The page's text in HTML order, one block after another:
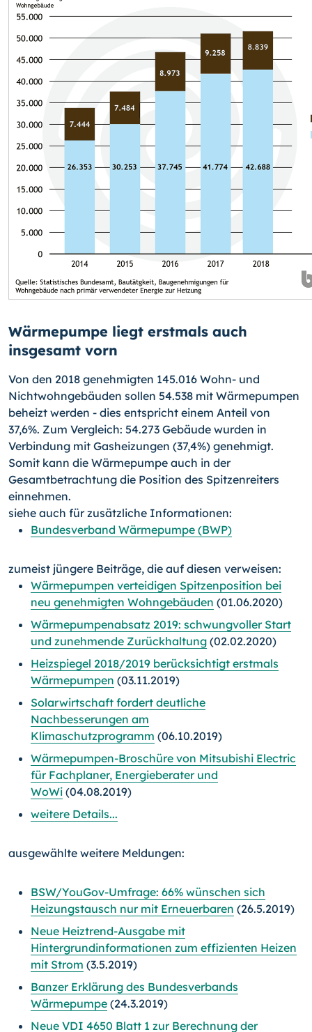
Wärmepumpe liegt erstmals auch
insgesamt vorn
Von den 2018 genehmigten 145.016 Wohn- und
Nichtwohngebäuden sollen 54.538 mit Wärmepumpen
beheizt werden - dies entspricht einem Anteil von
37,6%. Zum Vergleich: 54.273 Gebäude wurden in
Verbindung mit Gasheizungen (37,4%) genehmigt.
Somit kann die Wärmepumpe auch in der
Gesamtbetrachtung die Position des Spitzenreiters
einnehmen.
siehe auch für zusätzliche Informationen:
Bundesverband Wärmepumpe (BWP)
zumeist jüngere Beiträge, die auf diesen verweisen:
Wärmepumpen verteidigen Spitzenposition bei
neu genehmigten Wohngebäuden (01.06.2020)
Wärmepumpenabsatz 2019: schwungvoller Start
und zunehmende Zurückhaltung (02.02.2020)
Heizspiegel 2018/2019 berücksichtigt erstmals
Wärmepumpen (03.11.2019)
Solarwirtschaft fordert deutliche
Nachbesserungen am
Klimaschutzprogramm (06.10.2019)
Wärmepumpen-Broschüre von Mitsubishi Electric
für Fachplaner, Energieberater und
WoWi (04.08.2019)
weitere Details...
ausgewählte weitere Meldungen:
BSW/YouGov-Umfrage: 66% wünschen sich
Heizungstausch nur mit Erneuerbaren (26.5.2019)
Neue Heiztrend-Ausgabe mit
Hintergrundinformationen zum effizienten Heizen
mit Strom (3.5.2019)
Banzer Erklärung des Bundesverbands
Wärmepumpe (24.3.2019)
Neue VDI 4650 Blatt 1 zur Berechnung der